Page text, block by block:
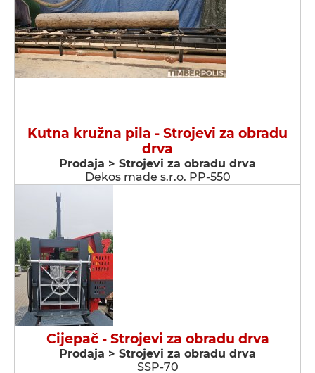
Kutna kružna pila - Strojevi za obradu
drva
Prodaja > Strojevi za obradu drva
Dekos made s.r.o. PP-550
Cijepač - Strojevi za obradu drva
Prodaja > Strojevi za obradu drva
SSP-70